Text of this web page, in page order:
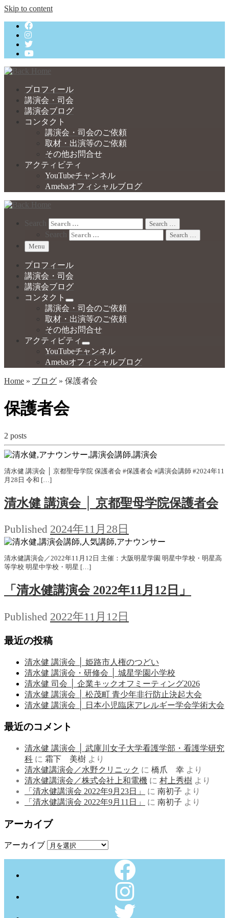
Skip to content
プロフィール
講演会・司会
講演会ブログ
コンタクト
講演会・司会のご依頼
取材・出演等のご依頼
その他お問合せ
アクティビティ
YouTubeチャンネル
Amebaオフィシャルブログ
Search Search …
Search
Search …
Menu
プロフィール
講演会・司会
講演会ブログ
コンタクト
講演会・司会のご依頼
取材・出演等のご依頼
その他お問合せ
アクティビティ
YouTubeチャンネル
Amebaオフィシャルブログ
Home » ブログ » 保護者会
保護者会
2 posts
清水健 講演会 │ 京都聖母学院 保護者会 #保護者会 #講演会講師 #2024年11
月28日 令和 […]
清水健 講演会 │ 京都聖母学院保護者会
Published 2024年11月28日
清水健講演会／2022年11月12日 主催：大阪明星学園 明星中学校・明星高
等学校 明星中学校・明星 […]
「清水健講演会 2022年11月12日」
Published 2022年11月12日
最近の投稿
清水健 講演会 │ 姫路市人権のつどい
清水健 講演会・研修会 │ 城星学園小学校
清水健 司会 │ 企業キックオフミーティング2026
清水健 講演会 │ 松茂町 青少年非行防止決起大会
清水健 講演会 │ 日本小児臨床アレルギー学会学術大会
最近のコメント
清水健 講演会 │ 武庫川女子大学看護学部・看護学研究
科 に 霜下 美樹 より
清水健講演会／水野クリニック に 橋爪 幸 より
清水健講演会／株式会社上和電機 に 村上秀樹 より
「清水健講演会 2022年9月23日」
に 南初子 より
「清水健講演会 2022年9月11日」
に 南初子 より
アーカイブ
アーカイブ